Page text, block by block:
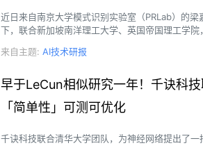
近日来自南京大学模式识别实验室（PRLab）的
下，联合新加坡南洋理工大学、英国帝国理工学
Language Modeling），对连续空间下的语言建
来自主题: AI技术研报
早于LeCun相似研究一年！千诀科
「简单性」可测可优化
千诀科技联合清华大学团队，为神经网络提出了一